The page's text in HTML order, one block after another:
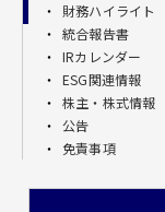
財務ハイライト
統合報告書
IRカレンダー
ESG関連情報
株主・株式情報
公告
免責事項